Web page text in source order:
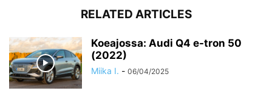
RELATED ARTICLES
Koeajossa: Audi Q4 e-tron 50
(2022)
Miika I. - 06/04/2025